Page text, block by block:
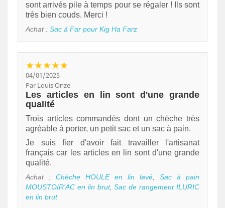
sont arrivés pile à temps pour se régaler ! Ils sont
très bien couds. Merci !
Achat : Sac à Far pour Kig Ha Farz
★★★★★
04/01/2025
Par Louis Onze
Les articles en lin sont d'une grande
qualité
Trois articles commandés dont un chèche très
agréable à porter, un petit sac et un sac à pain.
Je suis fier d'avoir fait travailler l'artisanat
français car les articles en lin sont d'une grande
qualité.
Achat : Chèche HOULE en lin lavé, Sac à pain
MOUSTOIR'AC en lin brut,Sac de rangement ILURIC
en lin brut